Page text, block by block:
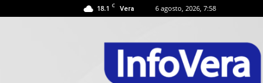
18.1 C Vera 6 agosto, 2026, 7:58
INFO
VERA